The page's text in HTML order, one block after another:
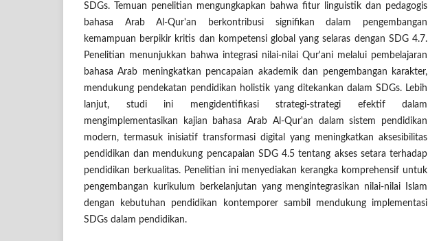
SDGs. Temuan penelitian mengungkapkan bahwa fitur linguistik dan pedagogis
bahasa Arab Al-Qur'an berkontribusi signifikan dalam pengembangan
kemampuan berpikir kritis dan kompetensi global yang selaras dengan SDG 4.7.
Penelitian menunjukkan bahwa integrasi nilai-nilai Qur'ani melalui pembelajaran
bahasa Arab meningkatkan pencapaian akademik dan pengembangan karakter,
mendukung pendekatan pendidikan holistik yang ditekankan dalam SDGs. Lebih
lanjut, studi ini mengidentifikasi strategi-strategi efektif dalam
mengimplementasikan kajian bahasa Arab Al-Qur'an dalam sistem pendidikan
modern, termasuk inisiatif transformasi digital yang meningkatkan aksesibilitas
pendidikan dan mendukung pencapaian SDG 4.5 tentang akses setara terhadap
pendidikan berkualitas. Penelitian ini menyediakan kerangka komprehensif untuk
pengembangan kurikulum berkelanjutan yang mengintegrasikan nilai-nilai Islam
dengan kebutuhan pendidikan kontemporer sambil mendukung implementasi
SDGs dalam pendidikan.